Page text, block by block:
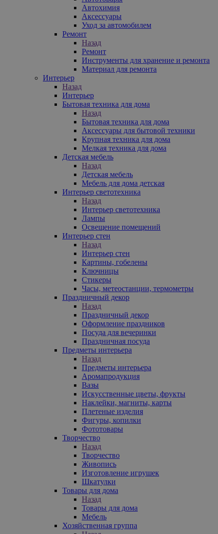
Автохимия
Аксессуары
Уход за автомобилем
Ремонт
Назад
Ремонт
Инструменты для хранение и ремонта
Материал для ремонта
Интерьер
Назад
Интерьер
Бытовая техника для дома
Назад
Бытовая техника для дома
Аксессуары для бытовой техники
Крупная техника для дома
Мелкая техника для дома
Детская мебель
Назад
Детская мебель
Мебель для дома детская
Интерьер светотехника
Назад
Интерьер светотехника
Лампы
Освещение помещений
Интерьер стен
Назад
Интерьер стен
Картины, гобелены
Ключницы
Стикеры
Часы, метеостанции, термометры
Праздничный декор
Назад
Праздничный декор
Оформление праздников
Посуда для вечеринки
Праздничная посуда
Предметы интерьера
Назад
Предметы интерьера
Аромапродукция
Вазы
Искусственные цветы, фрукты
Наклейки, магниты, карты
Плетеные изделия
Фигуры, копилки
Фототовары
Творчество
Назад
Творчество
Живопись
Изготовление игрушек
Шкатулки
Товары для дома
Назад
Товары для дома
Мебель
Хозяйственная группа